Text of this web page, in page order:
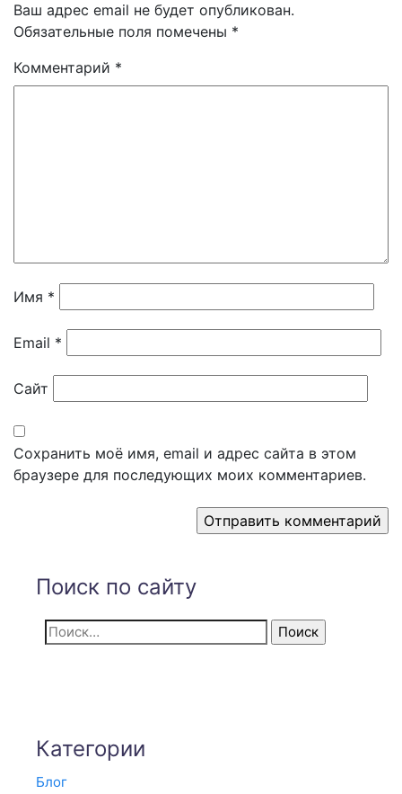
Ваш адрес email не будет опубликован.
Обязательные поля помечены *
Комментарий *
Имя *
Email *
Сайт
Сохранить моё имя, email и адрес сайта в этом
браузере для последующих моих комментариев.
Поиск по сайту
Найти:
Категории
Блог